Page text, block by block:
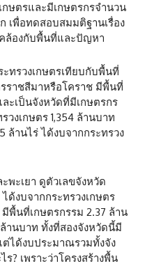
ษตรและมีเกษตรกรจำนวน
เพื่อทดสอบสมมติฐานเรื่อง
ล้องกับพื้นที่และปัญหา
ทรวงเกษตรเทียบกับพื้นที่
ราชสีมาหรือโคราช มีพื้นที่
ะเป็นจังหวัดที่มีเกษตรกร
งเกษตร 1,354 ล้านบาท
ล้านไร่ ได้งบจากกระทรวง
พะเยา ดูตัวเลขจังหวัด
ด้งบจากกระทรวงเกษตร
มีพื้นที่เกษตรกรรม 2.37 ล้าน
ล้านบาท ทั้งที่สองจังหวัดนี้มี
ได้งบประมาณรวมทั้งจัง
? เพราะว่าโครงสร้างพื้น